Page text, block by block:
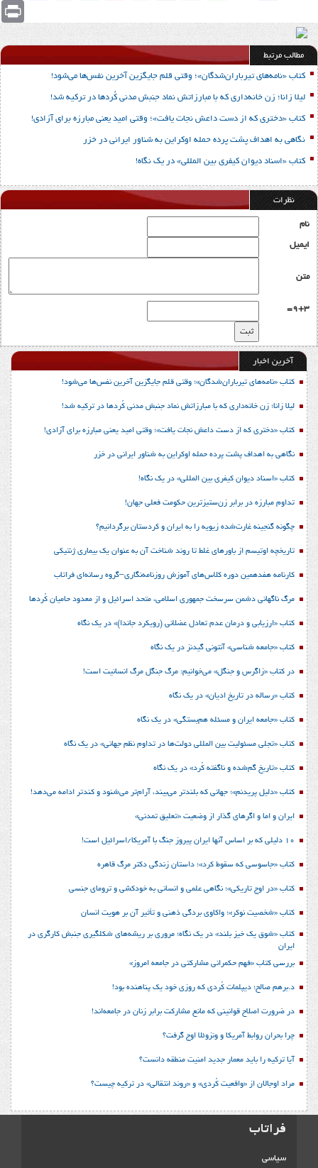
Print
مطالب مرتبط
کتاب «نامه‌های تیرباران‌شدگان»؛ وقتی قلم جایگزین آخرین نفس‌ها می‌شود!
لیلا زانا؛ زن خانه‌داری که با مبارزاتش نماد جنبش مدنی کُردها در ترکیه شد!
کتاب «دختری که از دست داعش نجات یافت»؛ وقتی امید یعنی مبارزه برای آزادی!
نگاهی به اهداف پشت پرده حمله اوکراین به شناور ایرانی در خزر
کتاب «اسناد دیوان کیفری بین المللی» در یک نگاه!
نظرات
نام
ایمیل
متن
9+3=
آخرین اخبار
کتاب «نامه‌های تیرباران‌شدگان»؛ وقتی قلم جایگزین آخرین نفس‌ها می‌شود!
لیلا زانا؛ زن خانه‌داری که با مبارزاتش نماد جنبش مدنی کُردها در ترکیه شد!
کتاب «دختری که از دست داعش نجات یافت»؛ وقتی امید یعنی مبارزه برای آزادی!
نگاهی به اهداف پشت پرده حمله اوکراین به شناور ایرانی در خزر
کتاب «اسناد دیوان کیفری بین المللی» در یک نگاه!
تداوم مبارزه در برابر زن‌ستیزترین حکومت فعلی جهان!
چگونه گنجینه غارت‌شده زیویه را به ایران و کردستان برگردانیم؟
تاریخچه اوتیسم از باورهای غلط تا روند شناخت آن به عنوان یک بیماری ژنتیکی
کارنامه هفدهمین دوره کلاس‌های آموزش روزنامه‌نگاری–گروه رسانه‌ای فراتاب
مرگ ناگهانی دشمن سرسخت جمهوری اسلامی، متحد اسرائیل و از معدود حامیان کُردها
کتاب «ارزیابی و درمان عدم تعادل عضلانی (رویکرد جاندا)» در یک نگاه
کتاب «جامعه شناسی» آنتونی گیدنز در یک نگاه
در کتاب «زاگرس و جنگل» می‌خوانیم: مرگ جنگل مرگ انسانیت است!
کتاب «رساله در تاریخ ادیان» در یک نگاه
کتاب «جامعه ایران و مسئله هم‌بستگی» در یک نگاه
کتاب «تجلی مسئولیت بین المللی دولت‌ها در تداوم نظم جهانی» در یک نگاه
کتاب «تاریخ گم‌شده و ناگفته کُرد» در یک نگاه
کتاب «دلیل پریدنم»؛ جهانی که بلندتر می‌بیند، آرام‌تر می‌شنود و کندتر ادامه می‌دهد!
ایران و اما و اگرهای گذار از وضعیت «تعلیق تمدنی»
10 دلیلی که بر اساس آنها ایران پیروز جنگ با آمریکا/اسرائیل است!
کتاب «جاسوسی که سقوط کرد»؛ داستان زندگی دکتر مرگ قاهره
کتاب «در اوج تاریکی»؛ نگاهی علمی و انسانی به خودکشی و ترومای جنسی
کتاب «شخصیت نوکر»؛ واکاوی بردگی ذهنی و تأثیر آن بر هویت انسان
کتاب «شوق یک خیز بلند» در یک نگاه؛ مروری بر ریشه‌های شکل‎گیری جنبش کارگری در
ایران
بررسی کتاب «فهم حکمرانی مشارکتی در جامعه امروز»
د.برهم صالح؛ دیپلمات کُردی که روزی خود یک پناهنده بود!
در ضرورت اصلاح قوانینی که مانع مشارکت برابر زنان در جامعه‌اند!
چرا بحران روابط آمریکا و ونزوئلا اوج گرفت؟
آیا ترکیه را باید معمار جدید امنیت منطقه دانست؟
مراد اوجالان از «واقعیت کُردی» و «روند انتقالی» در ترکیه چیست؟
فراتاب
سیاسی